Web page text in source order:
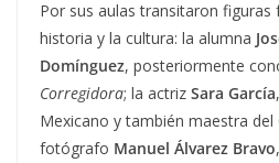
Por sus aulas transitaron figuras
historia y la cultura: la alumna
Domínguez, posteriormente
Corregidora; la actriz Sara García
Mexicano y también maestra del
fotógrafo Manuel Álvarez Bravo